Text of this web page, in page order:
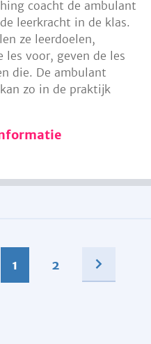
coacht de ambulant
leerkracht in de klas.
ze leerdoelen,
les voor, geven de les
die. De ambulant
zo in de praktijk
1 2